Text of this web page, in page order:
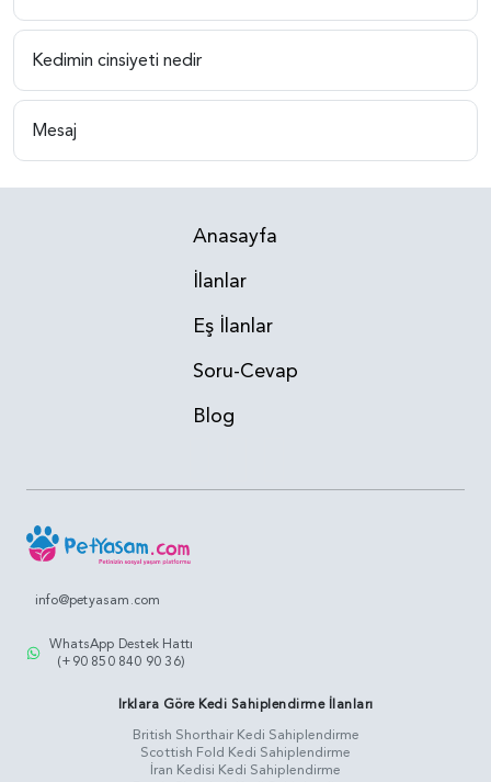
Kedimin cinsiyeti nedir
Mesaj
Anasayfa
İlanlar
Eş İlanlar
Soru-Cevap
Blog
info@petyasam.com
WhatsApp Destek Hattı
(+90 850 840 90 36)
Irklara Göre Kedi Sahiplendirme İlanları
British Shorthair Kedi Sahiplendirme
Scottish Fold Kedi Sahiplendirme
İran Kedisi Kedi Sahiplendirme